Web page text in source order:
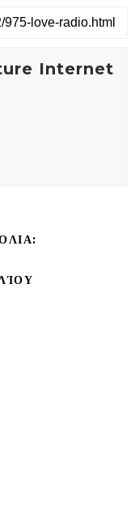
Internet